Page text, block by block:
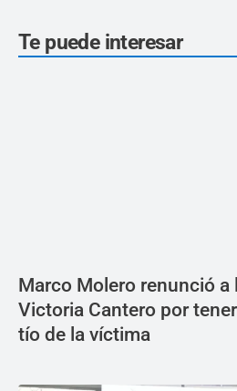
Te puede interesar
Marco Molero renunció a
Victoria Cantero por
tío de la víctima